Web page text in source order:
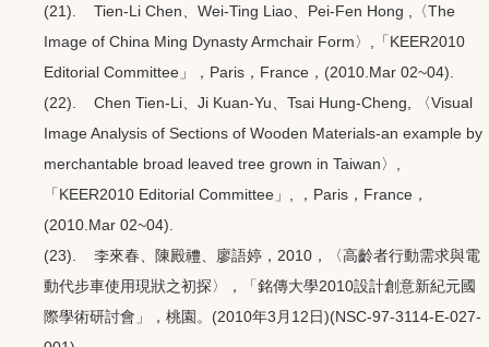
(21). Tien-Li Chen、Wei-Ting Liao、Pei-Fen Hong ,〈The
Image of China Ming Dynasty Armchair Form〉,「KEER2010
Editorial Committee」，Paris，France，(2010.Mar 02~04).
(22). Chen Tien-Li、Ji Kuan-Yu、Tsai Hung-Cheng, 〈Visual
Image Analysis of Sections of Wooden Materials-an example by
merchantable broad leaved tree grown in Taiwan〉,
「KEER2010 Editorial Committee」, ，Paris，France，
(2010.Mar 02~04).
(23). 李來春、陳殿禮、廖語婷，2010，〈高齡者行動需求與電
動代步車使用現狀之初探〉，「銘傳大學2010設計創意新紀元國
際學術研討會」，桃園。(2010年3月12日)(NSC-97-3114-E-027-